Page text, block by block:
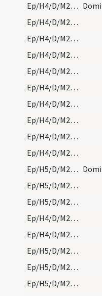
Ep/H4/D/M2/Mass Propers
Ep/H4/D/M2/Mass Propers
Ep/H4/D/M2/Mass Propers
Ep/H4/D/M2/Mass Propers
Ep/H4/D/M2/Mass Propers
Ep/H4/D/M2/Mass Propers
Ep/H4/D/M2/Mass Propers
Ep/H4/D/M2/Mass Propers
Ep/H4/D/M2/Mass Propers
Ep/H4/D/M2/Mass Propers
Ep/H5/D/M2/Mass Propers
Ep/H5/D/M2/Mass Propers
Ep/H5/D/M2/Mass Propers
Ep/H4/D/M2/Mass Propers
Ep/H4/D/M2/Mass Propers
Ep/H5/D/M2/Mass Propers
Ep/H5/D/M2/Mass Propers
Ep/H5/D/M2/Mass Propers